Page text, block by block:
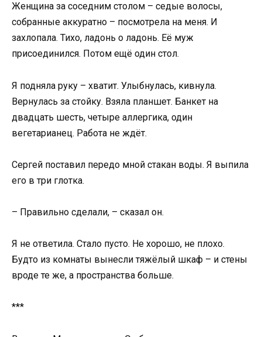
Женщина за соседним столом – седые волосы,
собранные аккуратно – посмотрела на меня. И
захлопала. Тихо, ладонь о ладонь. Её муж
присоединился. Потом ещё один стол.
Я подняла руку – хватит. Улыбнулась, кивнула.
Вернулась за стойку. Взяла планшет. Банкет на
двадцать шесть, четыре аллергика, один
вегетарианец. Работа не ждёт.
Сергей поставил передо мной стакан воды. Я выпила
его в три глотка.
– Правильно сделали, – сказал он.
Я не ответила. Стало пусто. Не хорошо, не плохо.
Будто из комнаты вынесли тяжёлый шкаф – и стены
вроде те же, а пространства больше.
***